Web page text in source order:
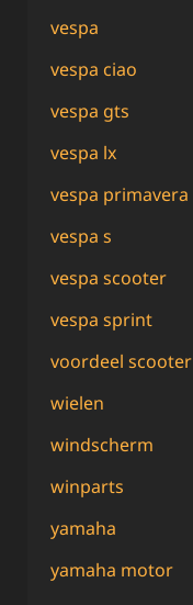
vespa
vespa ciao
vespa gts
vespa lx
vespa primavera
vespa s
vespa scooter
vespa sprint
voordeel scooter
wielen
windscherm
winparts
yamaha
yamaha motor